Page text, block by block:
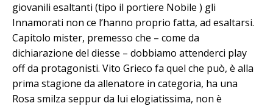
giovanili esaltanti (tipo il portiere Nobile ) gli
Innamorati non ce l’hanno proprio fatta, ad esaltarsi.
Capitolo mister, premesso che – come da
dichiarazione del diesse – dobbiamo attenderci play
off da protagonisti. Vito Grieco fa quel che può, è alla
prima stagione da allenatore in categoria, ha una
Rosa smilza seppur da lui elogiatissima, non è